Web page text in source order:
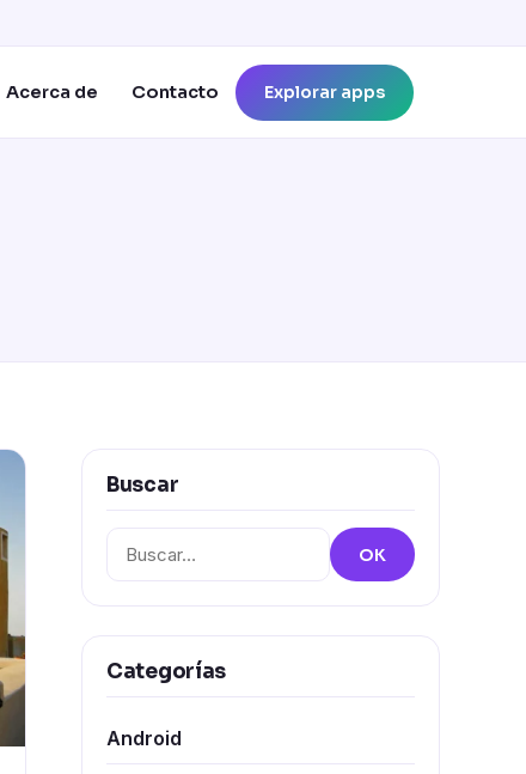
Acerca de Contacto Explorar apps
Buscar
Buscar:
OK
Categorías
Android